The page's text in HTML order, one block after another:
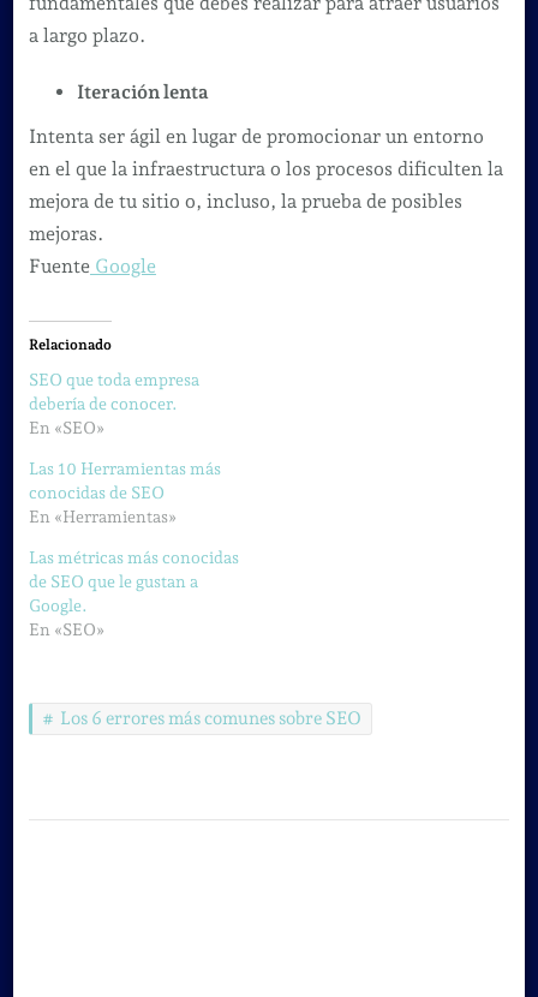
a largo plazo.
Iteración lenta
Intenta ser ágil en lugar de promocionar un entorno
en el que la infraestructura o los procesos dificulten la
mejora de tu sitio o, incluso, la prueba de posibles
mejoras.
FuenteGoogle
Relacionado
SEO que toda empresa
debería de conocer.
En «SEO»
Las 10 Herramientas más
conocidas de SEO
En «Herramientas»
Las métricas más conocidas
de SEO que le gustan a
Google.
En «SEO»
Los 6 errores más comunes sobre SEO